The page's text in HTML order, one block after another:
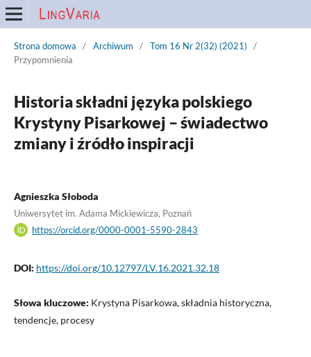
Strona domowa / Archiwum / Tom 16 Nr 2(32) (2021)
/
Przypomnienia
Historia składni języka polskiego
Krystyny Pisarkowej – świadectwo
zmiany i źródło inspiracji
Agnieszka Słoboda
Uniwersytet im. Adama Mickiewicza, Poznań
https://orcid.org/0000-0001-5590-2843
DOI: https://doi.org/10.12797/LV.16.2021.32.18
Słowa kluczowe: Krystyna Pisarkowa, składnia historyczna,
tendencje, procesy